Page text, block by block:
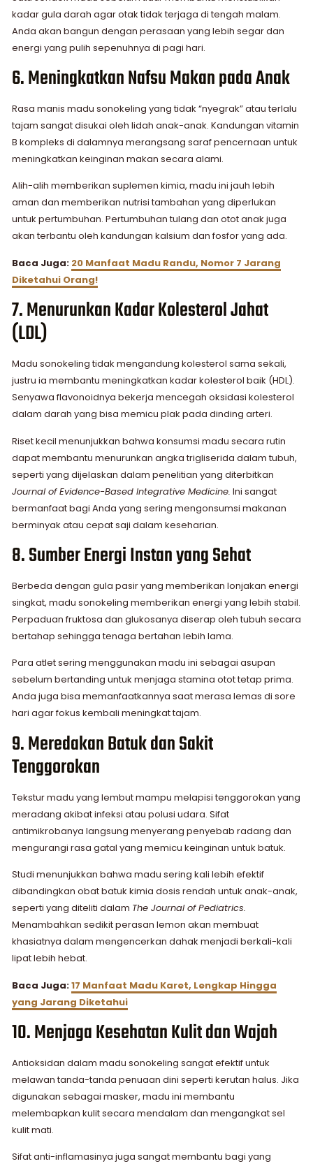
kadar gula darah agar otak tidak terjaga di tengah malam.
Anda akan bangun dengan perasaan yang lebih segar dan
energi yang pulih sepenuhnya di pagi hari.
6. Meningkatkan Nafsu Makan pada Anak
Rasa manis madu sonokeling yang tidak “nyegrak” atau terlalu
tajam sangat disukai oleh lidah anak-anak. Kandungan vitamin
B kompleks di dalamnya merangsang saraf pencernaan untuk
meningkatkan keinginan makan secara alami.
Alih-alih memberikan suplemen kimia, madu ini jauh lebih
aman dan memberikan nutrisi tambahan yang diperlukan
untuk pertumbuhan. Pertumbuhan tulang dan otot anak juga
akan terbantu oleh kandungan kalsium dan fosfor yang ada.
Baca Juga: 20 Manfaat Madu Randu, Nomor 7 Jarang
Diketahui Orang!
7. Menurunkan Kadar Kolesterol Jahat
(LDL)
Madu sonokeling tidak mengandung kolesterol sama sekali,
justru ia membantu meningkatkan kadar kolesterol baik (HDL).
Senyawa flavonoidnya bekerja mencegah oksidasi kolesterol
dalam darah yang bisa memicu plak pada dinding arteri.
Riset kecil menunjukkan bahwa konsumsi madu secara rutin
dapat membantu menurunkan angka trigliserida dalam tubuh,
seperti yang dijelaskan dalam penelitian yang diterbitkan
Journal of Evidence-Based Integrative Medicine. Ini sangat
bermanfaat bagi Anda yang sering mengonsumsi makanan
berminyak atau cepat saji dalam keseharian. ​​
8. Sumber Energi Instan yang Sehat
Berbeda dengan gula pasir yang memberikan lonjakan energi
singkat, madu sonokeling memberikan energi yang lebih stabil.
Perpaduan fruktosa dan glukosanya diserap oleh tubuh secara
bertahap sehingga tenaga bertahan lebih lama.
Para atlet sering menggunakan madu ini sebagai asupan
sebelum bertanding untuk menjaga stamina otot tetap prima.
Anda juga bisa memanfaatkannya saat merasa lemas di sore
hari agar fokus kembali meningkat tajam.
9. Meredakan Batuk dan Sakit
Tenggorokan
Tekstur madu yang lembut mampu melapisi tenggorokan yang
meradang akibat infeksi atau polusi udara. Sifat
antimikrobanya langsung menyerang penyebab radang dan
mengurangi rasa gatal yang memicu keinginan untuk batuk.
Studi menunjukkan bahwa madu sering kali lebih efektif
dibandingkan obat batuk kimia dosis rendah untuk anak-anak,
seperti yang diteliti dalam The Journal of Pediatrics.
Menambahkan sedikit perasan lemon akan membuat
khasiatnya dalam mengencerkan dahak menjadi berkali-kali
lipat lebih hebat.
Baca Juga:17 Manfaat Madu Karet, Lengkap Hingga
yang Jarang Diketahui
10. Menjaga Kesehatan Kulit dan Wajah
Antioksidan dalam madu sonokeling sangat efektif untuk
melawan tanda-tanda penuaan dini seperti kerutan halus. Jika
digunakan sebagai masker, madu ini membantu
melembapkan kulit secara mendalam dan mengangkat sel
kulit mati.
Sifat anti-inflamasinya juga sangat membantu bagi yang